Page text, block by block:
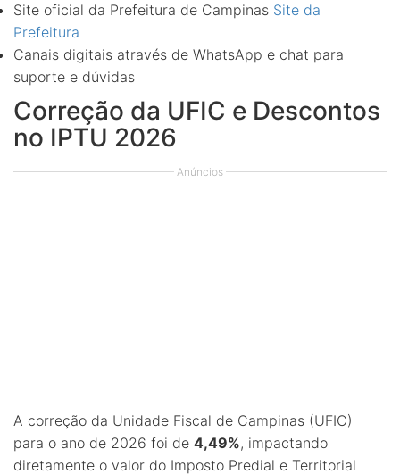
Site oficial da Prefeitura de Campinas Site da
Prefeitura
Canais digitais através de WhatsApp e chat para
suporte e dúvidas
Correção da UFIC e Descontos
no IPTU 2026
Anúncios
A correção da Unidade Fiscal de Campinas (UFIC)
para o ano de 2026 foi de 4,49%, impactando
diretamente o valor do Imposto Predial e Territorial